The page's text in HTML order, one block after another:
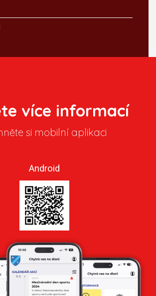
více informací
si mobilní aplikaci
Android